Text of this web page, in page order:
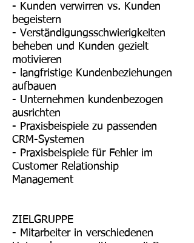
- Kunden verwirren vs. Kunden
begeistern
- Verständigungsschwierigkeiten
beheben und Kunden gezielt
motivieren
- langfristige Kundenbeziehungen
aufbauen
- Unternehmen kundenbezogen
ausrichten
- Praxisbeispiele zu passenden
CRM-Systemen
- Praxisbeispiele für Fehler im
Customer Relationship
Management
ZIELGRUPPE
- Mitarbeiter in verschiedenen